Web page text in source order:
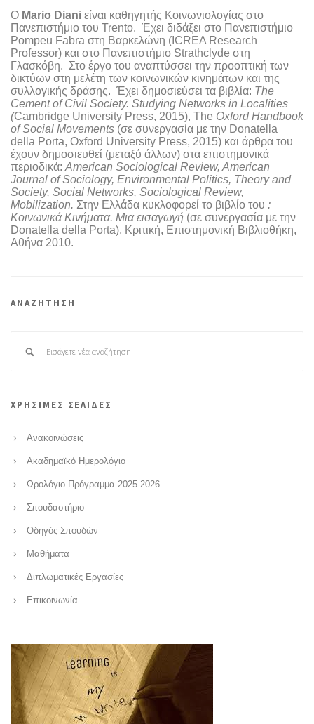
Ο Mario Diani είναι καθηγητής Κοινωνιολογίας στο
Πανεπιστήμιο του Trento. Έχει διδάξει στο Πανεπιστήμιο
Pompeu Fabra στη Βαρκελώνη (ICREA Research
Professor) και στο Πανεπιστήμιο Strathclyde στη
Γλασκόβη. Στο έργο του αναπτύσσει την προοπτική των
δικτύων στη μελέτη των κοινωνικών κινημάτων και της
συλλογικής δράσης. Έχει δημοσιεύσει τα βιβλία: The
Cement of Civil Society. Studying Networks in Localities
(Cambridge University Press, 2015), The Oxford Handbook
of Social Movements (σε συνεργασία με την Donatella
della Porta, Oxford University Press, 2015) και άρθρα του
έχουν δημοσιευθεί (μεταξύ άλλων) στα επιστημονικά
περιοδικά: American Sociological Review, American
Journal of Sociology, Environmental Politics, Theory and
Society, Social Networks, Sociological Review,
Mobilization. Στην Ελλάδα κυκλοφορεί το βιβλίο του :
Κοινωνικά Κινήματα. Μια εισαγωγή (σε συνεργασία με την
Donatella della Porta), Κριτική, Επιστημονική Βιβλιοθήκη,
Αθήνα 2010.
ΑΝΑΖΗΤΗΣΗ
ΧΡΗΣΙΜΕΣ ΣΕΛΙΔΕΣ
Ανακοινώσεις
Ακαδημαϊκό Ημερολόγιο
Ωρολόγιο Πρόγραμμα 2025-2026
Σπουδαστήριο
Οδηγός Σπουδών
Μαθήματα
Διπλωματικές Εργασίες
Επικοινωνία